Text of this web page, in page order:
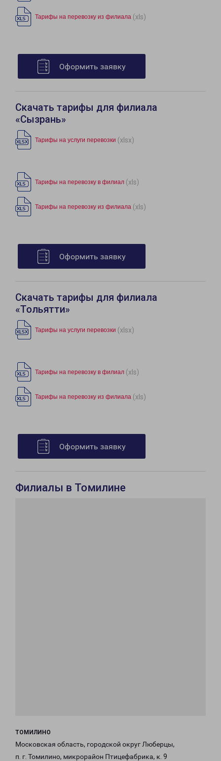
Тарифы на перевозку из филиала (xls)
Оформить заявку
Скачать тарифы для филиала
«Сызрань»
Тарифы на услуги перевозки (xlsx)
Тарифы на перевозку в филиал (xls)
Тарифы на перевозку из филиала (xls)
Оформить заявку
Скачать тарифы для филиала
«Тольятти»
Тарифы на услуги перевозки (xlsx)
Тарифы на перевозку в филиал (xls)
Тарифы на перевозку из филиала (xls)
Оформить заявку
Филиалы в Томилине
ТОМИЛИНО
Московская область, городской округ Люберцы,
п. г. Томилино, микрорайон Птицефабрика, к. 9